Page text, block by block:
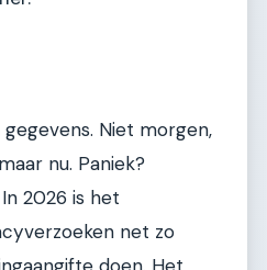
Niet morgen,
nu. Paniek?
2026 is het
net zo